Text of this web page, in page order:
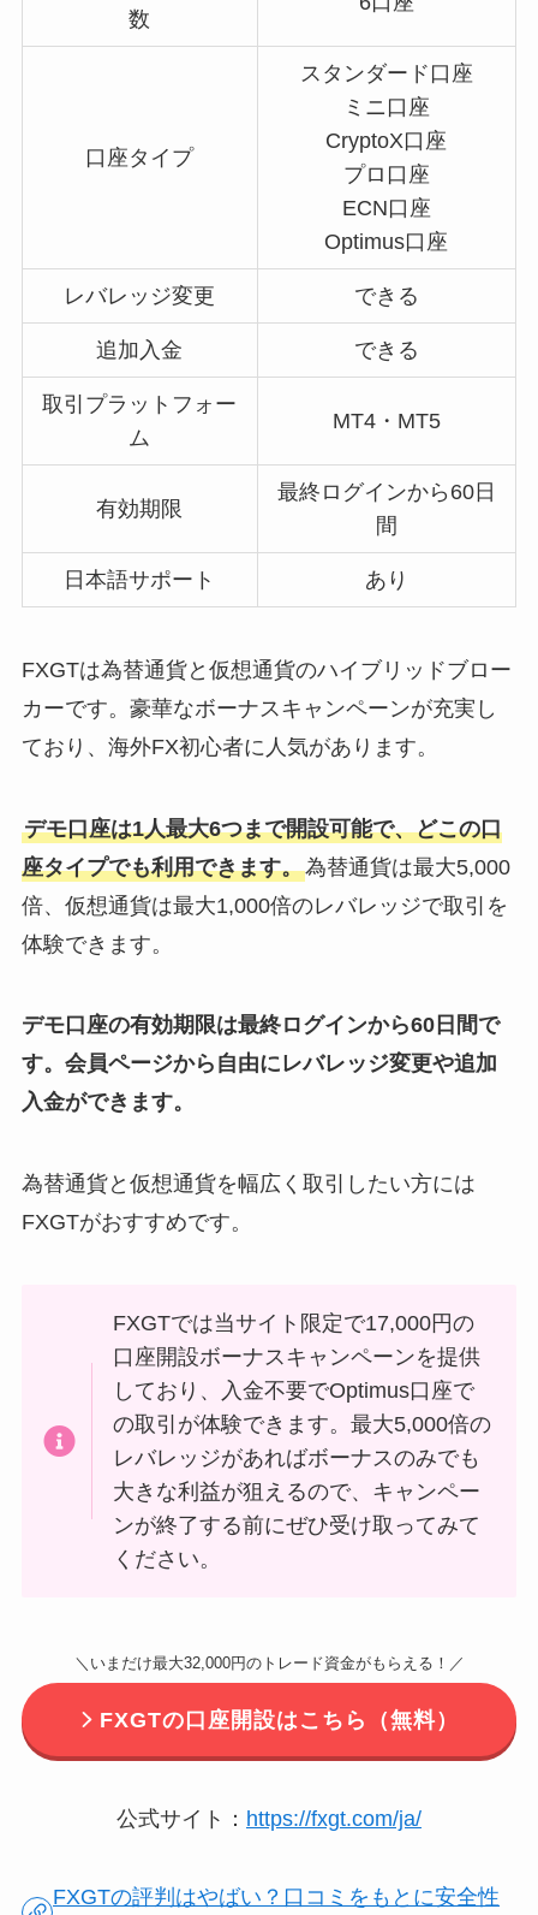
数
口座タイプ
スタンダード口座
ミニ口座
CryptoX口座
プロ口座
ECN口座
Optimus口座
レバレッジ変更 できる
追加入金 できる
取引プラットフォー
ム
MT4・MT5
有効期限
最終ログインから60日
間
日本語サポート あり
FXGTは為替通貨と仮想通貨のハイブリッドブロー
カーです。豪華なボーナスキャンペーンが充実し
ており、海外FX初心者に人気があります。
デモ口座は1人最大6つまで開設可能で、どこの口
座タイプでも利用できます。為替通貨は最大5,000
倍、仮想通貨は最大1,000倍のレバレッジで取引を
体験できます。
デモ口座の有効期限は最終ログインから60日間で
す。会員ページから自由にレバレッジ変更や追加
入金ができます。
為替通貨と仮想通貨を幅広く取引したい方には
FXGTがおすすめです。
FXGTでは当サイト限定で17,000円の
口座開設ボーナスキャンペーンを提供
しており、入金不要でOptimus口座で
の取引が体験できます。最大5,000倍の
レバレッジがあればボーナスのみでも
大きな利益が狙えるので、キャンペー
ンが終了する前にぜひ受け取ってみて
ください。
＼いまだけ最大32,000円のトレード資金がもらえる！／
FXGTの口座開設はこちら（無料）
公式サイト： https://fxgt.com/ja/
FXGTの評判はやばい？口コミをもとに安全性